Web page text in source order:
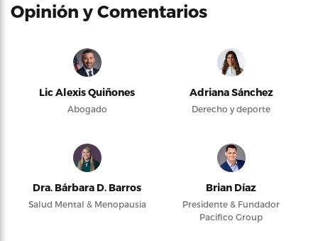
Opinión y Comentarios
Lic Alexis Quiñones
Abogado
Adriana Sánchez
Derecho y deporte
Dra. Bárbara D. Barros
Salud Mental & Menopausia
Brian Díaz
Presidente & Fundador
Pacifico Group